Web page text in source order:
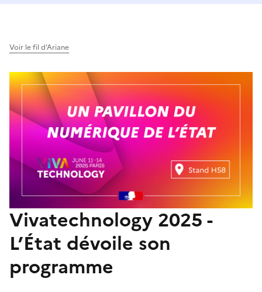
Voir le fil d’Ariane
Vivatechnology 2025 -
L’État dévoile son
programme